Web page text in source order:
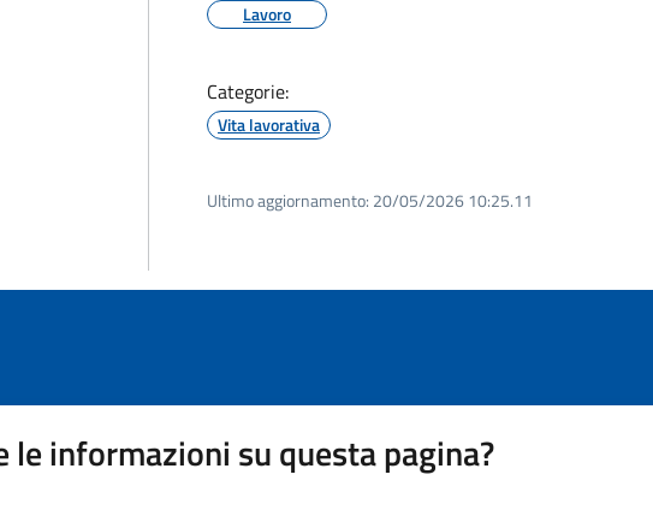
Lavoro
Categorie:
Vita lavorativa
Ultimo aggiornamento: 20/05/2026 10:25.11
le informazioni su questa pagina?